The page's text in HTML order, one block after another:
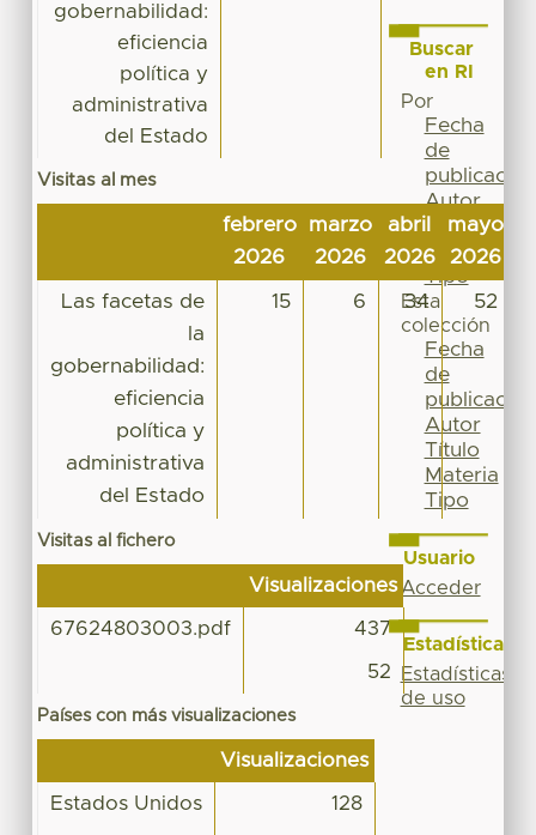
gobernabilidad:
eficiencia
política y
administrativa
del Estado
Visitas al mes
febrero
2026
marzo
2026
abril
2026
mayo
2026
Las facetas de
la
gobernabilidad:
eficiencia
política y
administrativa
del Estado
15 6 34 52
Visitas al fichero
Visualizaciones
67624803003.pdf 437
52
Países con más visualizaciones
Visualizaciones
Estados Unidos 128
Buscar
en RI
Por
Fecha
de
publicación
Autor
Título
Materia
Tipo
Esta
colección
Fecha
de
publicación
Autor
Título
Materia
Tipo
Usuario
Acceder
Estadísticas
Estadísticas
de uso